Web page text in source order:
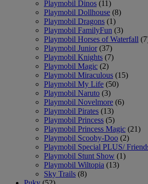
Playmobil Dinos (11)
Playmobil Dollhouse (8)
Playmobil Dragons (1)
Playmobil FamilyFun (3)
Playmobil Horses of Waterfall
Playmobil Junior (37)
Playmobil Knights (7)
Playmobil Magic (2)
Playmobil Miraculous (15)
Playmobil My Life (50)
Playmobil Naruto (3)
Playmobil Novelmore (6)
Playmobil Pirates (13)
Playmobil Princess (5)
Playmobil Princess Magic (21)
Playmobil Scooby-Doo (2)
Playmobil Special PLUS/
Playmobil Stunt Show (1)
Playmobil Wiltopia (13)
Sky Trails (8)